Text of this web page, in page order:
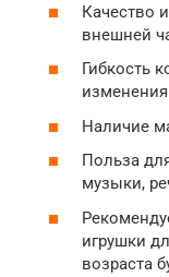
Качество
внешней
Гибкость
Наличие
Польза
музыки,
игрушки
возраста